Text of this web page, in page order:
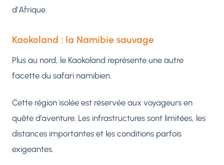
d’Afrique.
Kaokoland : la Namibie sauvage
Plus au nord, le Kaokoland représente une autre
facette du safari namibien.
Cette région isolée est réservée aux voyageurs en
quête d’aventure. Les infrastructures sont limitées, les
distances importantes et les conditions parfois
exigeantes.